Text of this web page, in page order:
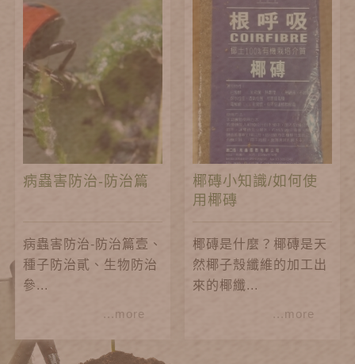
病蟲害防治-防治篇
病蟲害防治-防治篇壹、
種子防治貳、生物防治
參...
...more
椰磚小知識/如何使
用椰磚
椰磚是什麼？椰磚是天
然椰子殼纖維的加工出
來的椰纖...
...more